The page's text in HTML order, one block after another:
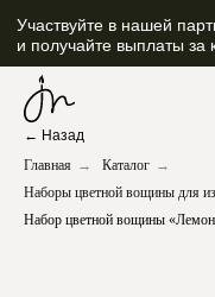
Участвуйте в нашей партнерской
и получайте выплаты за каждый
← Назад
Главная → Каталог →
Наборы цветной вощины для
Набор цветной вощины